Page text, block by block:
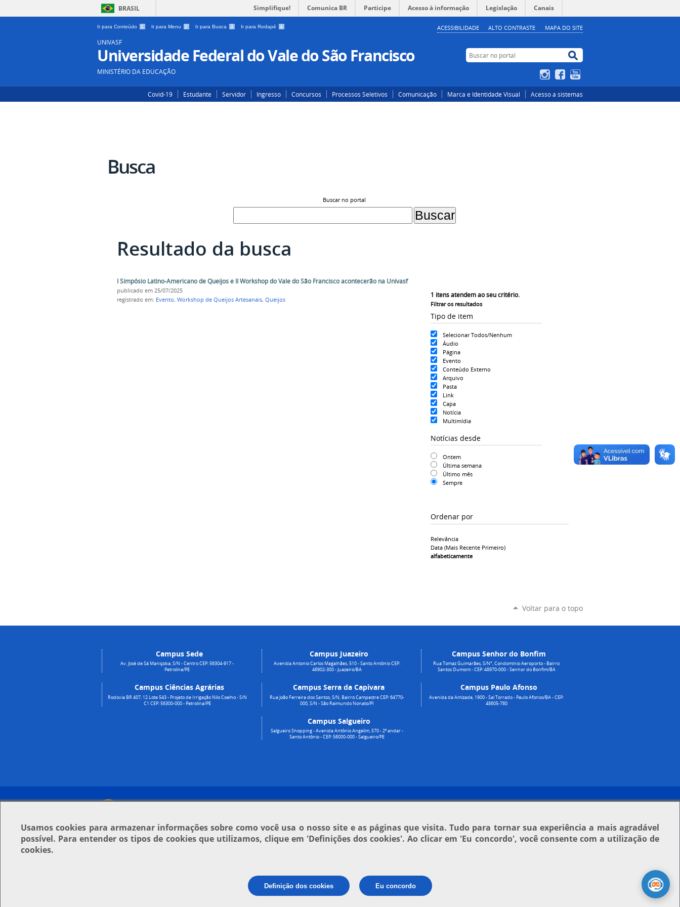
BRASIL Simplifique! Comunica BR Participe Acesso à informação Legislação Canais
Ir para Conteúdo 1 Ir para Menu 2 Ir para Busca 3 Ir para Rodapé 4 ACESSIBILIDADE ALTO CONTRASTE MAPA DO SITE
UNIVASF
Universidade Federal do Vale do São Francisco
MINISTÉRIO DA EDUCAÇÃO
Buscar no portal
Buscar no portal
InstagramFacebook
Covid-19 Estudante Servidor Ingresso Concursos Processos Seletivos Comunicação Marca e Identidade Visual Acesso a sistemas
Busca
Buscar no portal
Resultado da busca
1 itens atendem ao seu critério.
Filtrar os resultados
Tipo de item
Selecionar Todos/Nenhum
Áudio
Página
Evento
Conteúdo Externo
Arquivo
Pasta
Link
Capa
Notícia
Multimídia
Notícias desde
Ontem
Última semana
Último mês
Sempre
Ordenar por
Relevância
Data (mais Recente Primeiro)
alfabeticamente
I Simpósio Latino-Americano de Queijos e II Workshop do Vale do São Francisco acontecerão na Univasf
publicado em 25/07/2025
registrado em: Evento, Workshop de Queijos Artesanais, Queijos
Voltar para o topo
Campus Sede
Av. José de Sá Maniçoba, S/N - Centro CEP: 56304-917 -
Petrolina/PE
Campus Ciências Agrárias
Rodovia BR 407, 12 Lote 543 - Projeto de Irrigação Nilo Coelho - S/N
C1 CEP: 56300-000 - Petrolina/PE
Campus Juazeiro
Avenida Antonio Carlos Magalhães, 510 - Santo Antônio CEP:
48902-300 - Juazeiro/BA
Campus Serra da Capivara
Rua João Ferreira dos Santos, S/N, Bairro Campestre CEP: 64770-
000, S/N - São Raimundo Nonato/PI
Campus Salgueiro
Salgueiro Shopping - Avenida Antônio Angelim, 570 - 2º andar -
Santo Antônio - CEP: 56000-000 - Salgueiro/PE
Campus Senhor do Bonfim
Rua Tomaz Guimarães, S/N°, Condomínio Aeroporto - Bairro
Santos Dumont - CEP: 48970-000 - Senhor do Bonfim/BA
Campus Paulo Afonso
Avenida da Amizade, 1900 - Sal Torrado - Paulo Afonso/BA - CEP:
48605-780
Usamoscookies para armazenar informações sobre como você usa o nosso site e as páginas que visita. Tudo para tornar sua experiência a mais agradável
possível. Para entender os tipos de cookies que utilizamos, clique em 'Definições dos cookies'. Ao clicar em 'Eu concordo', você consente com a utilização de
cookies.